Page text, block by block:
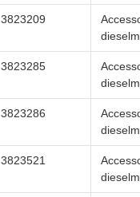
3823209
3823285
3823286
3823521